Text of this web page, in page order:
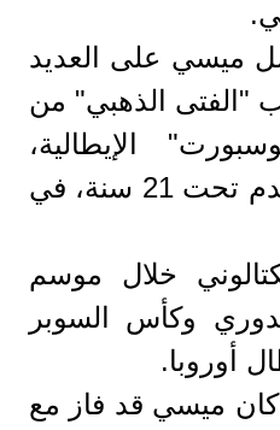
ميسي على العديد
"الفتى الذهبي" من
الإيطالية،
كأفضل لاعب كرة قدم تحت 21 سنة، في
خلال موسم
وكأس السوبر
أوروبا.
عام 2011، كان ميسي قد فاز مع